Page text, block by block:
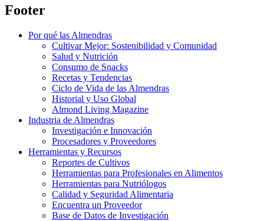
Footer
Por qué las Almendras
Cultivar Mejor: Sostenibilidad y Comunidad
Salud y Nutrición
Consumo de Snacks
Recetas y Tendencias
Ciclo de Vida de las Almendras
Historial y Uso Global
Almond Living Magazine
Industria de Almendras
Investigación e Innovación
Procesadores y Proveedores
Herramientas y Recursos
Reportes de Cultivos
Herramientas para Profesionales en Alimentos
Herramientas para Nutriólogos
Calidad y Seguridad Alimentaria
Encuentra un Proveedor
Base de Datos de Investigación